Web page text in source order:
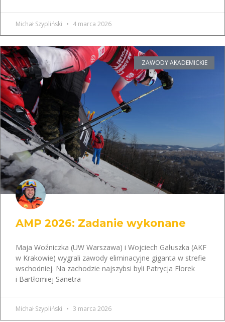
Michał Szypliński 4 marca 2026
ZAWODY AKADEMICKIE
AMP 2026: Zadanie wykonane
Maja Woźniczka (UW Warszawa) i Wojciech Gałuszka (AKF
w Krakowie) wygrali zawody eliminacyjne giganta w strefie
wschodniej. Na zachodzie najszybsi byli Patrycja Florek
i Bartłomiej Sanetra
Michał Szypliński 3 marca 2026